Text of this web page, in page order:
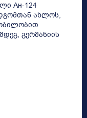
Ан-124
ახლოს,
გერმანიის